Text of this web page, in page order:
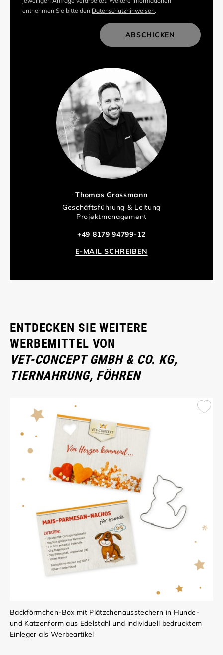
Thomas Grossmann
Geschäftsführung & Leitung
Projektmanagement
+49 8179 94799-12
E-MAIL SCHREIBEN
entnehmen Sie bitte den Datenschutzhinweisen.
ABSCHICKEN
ENTDECKEN SIE WEITERE
WERBEMITTEL VON
VET-CONCEPT GMBH & CO. KG,
TIERNAHRUNG, FÖHREN
Backförmchen-Box mit Plätzchenausstechern in Hunde-
und Katzenform aus Edelstahl und individuell bedrucktem
Einleger als Werbeartikel